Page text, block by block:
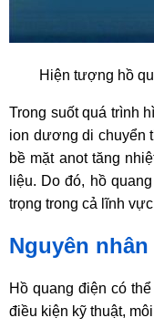
Hiện tượng hồ
Trong suốt quá trình
ion dương di chuyển
bề mặt anot tăng
liệu. Do đó, hồ
trọng trong cả lĩnh
Nguyên
Hồ quang điện có
điều kiện kỹ thuật,